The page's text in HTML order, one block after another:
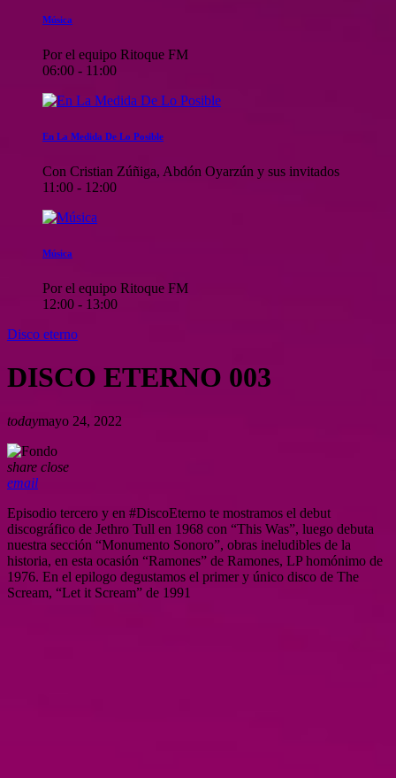
Música
Por el equipo Ritoque FM
06:00 - 11:00
En La Medida De Lo Posible
Con Cristian Zúñiga, Abdón Oyarzún y sus invitados
11:00 - 12:00
Música
Por el equipo Ritoque FM
12:00 - 13:00
Disco eterno
DISCO ETERNO 003
todaymayo 24, 2022
share close
email
Episodio tercero y en #DiscoEterno te mostramos el debut
discográfico de Jethro Tull en 1968 con “This Was”, luego debuta
nuestra sección “Monumento Sonoro”, obras ineludibles de la
historia, en esta ocasión “Ramones” de Ramones, LP homónimo de
1976. En el epilogo degustamos el primer y único disco de The
Scream, “Let it Scream” de 1991